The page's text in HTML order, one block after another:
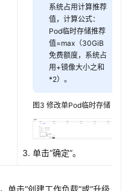
系统占用计算推荐
值，计算公式：
Pod临时存储推荐
值=max（30GiB
免费额度，系统占
用+镜像大小之和
*2）。
图3 修改单Pod临时存储
单击“确定”。
，单击“创建工作负载”或“升级